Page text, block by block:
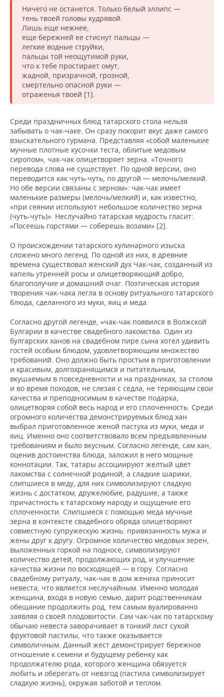
ХОККЕЙ С МЯЧОМ
ПРОИСШЕСТВИЯ
Ничего не останется. Только белый эллипс —
тень твоей головы кудрявой.
Лишь еще нежнее,
еще бережней ее стиснут пальцы —
легкие водные струйки,
пальцы той неощутимой руки,
что к тебе простирает омут,
жадной, призрачной, грозной,
смертельно опасной руки —
отраженья твоей [1].
Среди праздничных блюд татарского стола нельзя
забывать о чак-чаке. Он сразу покорит вкус даже самого
взыскательного гурмана. Представляя «собой маленькие
мучные плотные кусочки теста, облитые медовым
сиропом», чак-чак олицетворяет зерна. «Точного
перевода слова не существует. По одной версии, оно
переводится как чуть-чуть, по другой — мелочь/мелкий.
Но обе версии связаны с зерном»: чак-чак имеет
маленькие размеры (мелочь/мелкий) и, как известно,
«при сеянии используют небольшое количество зерна
(чуть-чуть)». Неслучайно татарская мудрость гласит:
«Посеешь горстями — соберешь возами» [2].
О происхождении татарского кулинарного изыска
сложено много легенд. По одной из них, в древние
времена существовал женский дух Чак-чак, созданный из
капель утренней росы и олицетворяющий добро,
благополучие и домашний очаг. Поэтическая история
творения чак-чака легла в основу ритуального татарского
блюда, сделанного из муки, яиц и меда.
Согласно другой легенде, «чак-чак появился в Волжской
Булгарии в качестве свадебного лакомства. Один из
булгарских ханов на свадебном пире сына хотел удивить
гостей особым блюдом, удовлетворяющим множество
требований. Оно должно быть простым в приготовлении
и красивым, долгохранящимся и питательным,
вкушаемым в повседневности и на праздниках, за столом
и во время походов, не слезая с седла, не теряющим свои
качества и преподносимым в качестве подарка,
олицетворяя собой весь народ и его сплоченность. Среди
огромного количества демонстрируемых блюд хан
выбрал приготовленное женой пастуха из муки, меда и
яиц. Именно оно соответствовало всем предъявленным
требованиям и было вкусным. Согласно легенде, сам хан,
оценив достоинства блюда, заложил в него мощные
коннотации. Так, татары ассоциируют желтый цвет
лакомства с солнечной родиной, а сладкие шарики,
слипшиеся в меду, для них символизируют сладкую
жизнь с достатком, дружелюбие, радушие, а также
причастность к татарскому народу и ощущение его
сплоченности. Слипшиеся с помощью меда мучные
зерна в контексте свадебного обряда олицетворяют
совместную супружескую жизнь: привязанность мужа и
жены друг к другу. Огромное количество медовых зерен,
выложенных горкой на подносе, символизируют
количество детей, продолжающих род, и улучшение
качества жизни по восходящей — в гору. Согласно
свадебному ритуалу, чак-чак в дом жениха приносит
невеста, что является неслучайным. Именно молодая
женщина, входя в новую семью, дарит родственникам
обещание продолжить род, тем самым вуалированно
заявляя о своей плодовитости. Сам чак-чак по татарскому
обычаю невеста заворачивает в тонкий лист сухой
фруктовой пастилы, что также оказывается
символичным. Данный жест демонстрирует бережное
отношение к семени и будущему ребенку как
продолжателю рода, которого женщина обязуется
любить и оберегать от невзгод (пастила символизирует
сладкую жизнь), окружая заботой и теплом.